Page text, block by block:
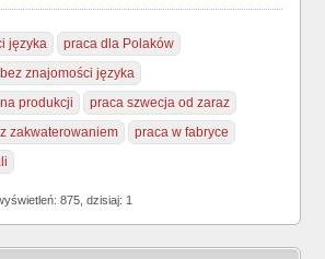
języka
praca dla Polaków
znajomości języka
produkcji
praca szwecja od zaraz
zakwaterowaniem
praca w fabryce
875, dzisiaj: 1